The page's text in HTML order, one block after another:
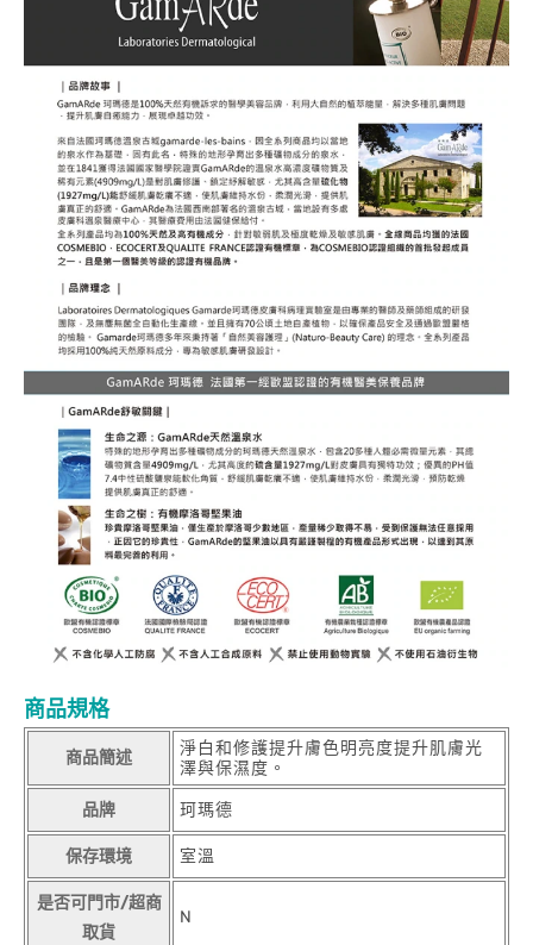
商品規格
商品簡述
淨白和修護提升膚色明亮度提升肌膚光
澤與保濕度。
品牌 珂瑪德
保存環境 室溫
是否可門市/超商
取貨
N